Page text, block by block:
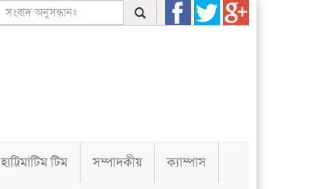
হাট্টিমাটিম টিম সম্পাদকীয় ক্যাম্পাস